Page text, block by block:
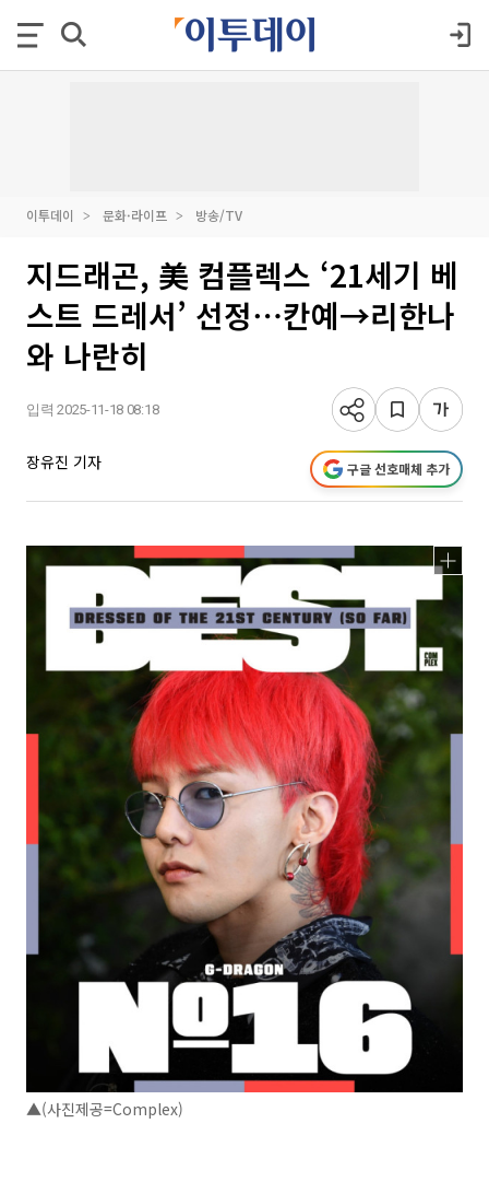
이투데이 문화·라이프 방송/TV
지드래곤, 美 컴플렉스 ‘21세기 베
스트 드레서’ 선정⋯칸예→리한나
와 나란히
입력 2025-11-18 08:18
장유진 기자 구글 선호매체 추가
▲(사진제공=Complex)